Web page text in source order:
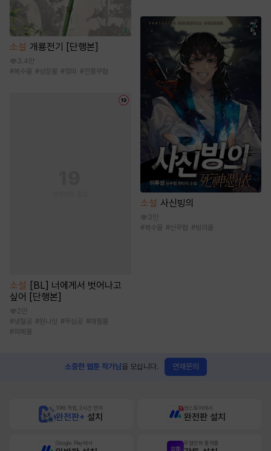
소설 개룡전기 [단행본]
3.4만
#복수물 #성장물 #정파 #전통무협
소설 [BL] 너에게서 벗어나고
싶어 [단행본]
2만
#냉혈공 #원나잇 #무심공 #애절물
#피폐물
소설 사신빙의
3만
#복수물 #신무협 #빙의물
소중한 웹툰 작가님을 모십니다. 연재문의
10배 적립, 2시간 먼저
완전판+ 설치
원스토어에서
완전판 설치
Google Play에서 무협만화 플랫폼